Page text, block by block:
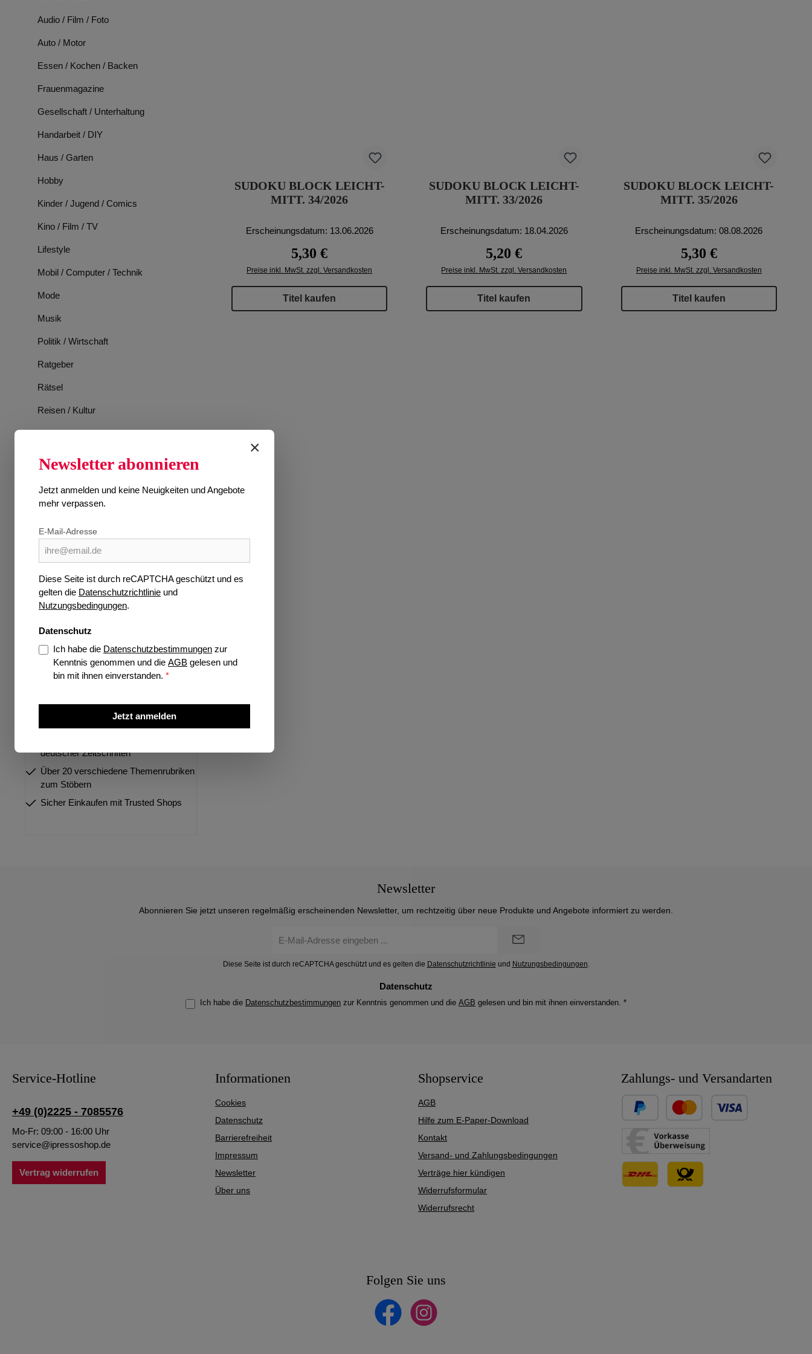
Audio / Film / Foto
Auto / Motor
Essen / Kochen / Backen
Frauenmagazine
Gesellschaft / Unterhaltung
Handarbeit / DIY
Haus / Garten
Hobby
Kinder / Jugend / Comics
Kino / Film / TV
Lifestyle
Mobil / Computer / Technik
Mode
Musik
Politik / Wirtschaft
Ratgeber
Rätsel
Reisen / Kultur
Romane
Tiere
Wissen
Jetzt vorbestellen
und internationale Zeitschriften
deutscher Zeitschriften
Über 20 verschiedene Themenrubriken
zum Stöbern
Sicher Einkaufen mit Trusted Shops
SUDOKU BLOCK LEICHT-
MITT. 34/2026
Erscheinungsdatum: 13.06.2026
Regulärer Preis:
5,30 €
Preise inkl. MwSt. zzgl. Versandkosten
Titel kaufen
SUDOKU BLOCK LEICHT-
MITT. 33/2026
Erscheinungsdatum: 18.04.2026
Regulärer Preis:
5,20 €
Preise inkl. MwSt. zzgl. Versandkosten
Titel kaufen
SUDOKU BLOCK LEICHT-
MITT. 35/2026
Erscheinungsdatum: 08.08.2026
Regulärer Preis:
5,30 €
Preise inkl. MwSt. zzgl. Versandkosten
Titel kaufen
Newsletter
Abonnieren Sie jetzt unseren regelmäßig erscheinenden Newsletter, um rechtzeitig über neue Produkte und Angebote informiert zu werden.
Mail-
Diese Seite ist durch reCAPTCHA geschützt und es gelten die Datenschutzrichtlinie und Nutzungsbedingungen
Datenschutz
Ich habe die Datenschutzbestimmungen zur Kenntnis genommen und die AGB gelesen und bin mit ihnen einverstanden. *
Service-Hotline
+49 (0)2225 - 7085576
Mo-Fr: 09:00 - 16:00 Uhr
service@ipressoshop.de
Vertrag widerrufen
Informationen
Cookies
Datenschutz
Barrierefreiheit
Impressum
Newsletter
Über uns
Shopservice
AGB
Hilfe zum E-Paper-Download
Kontakt
Versand- und Zahlungsbedingungen
Verträge hier kündigen
Widerrufsformular
Widerrufsrecht
Zahlungs- und Versandarten
Benutzerdefiniertes Bild 1
Benutzerdefiniertes Bild 3
Folgen Sie uns
Facebook Instagram
×
Newsletter abonnieren
Jetzt anmelden und keine Neuigkeiten und Angebote
mehr verpassen.
E-Mail-Adresse
Diese Seite ist durch reCAPTCHA geschützt und es
gelten die Datenschutzrichtlinie und
Nutzungsbedingungen.
Datenschutz
Ich habe die Datenschutzbestimmungen zur
Kenntnis genommen und die AGB gelesen und
bin mit ihnen einverstanden. *
Jetzt anmelden